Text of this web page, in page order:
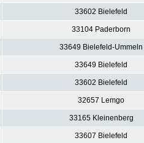
33602 Bielefeld
33104 Paderborn
33649 Bielefeld-Ummeln
33649 Bielefeld
33602 Bielefeld
32657 Lemgo
33165 Kleinenberg
33607 Bielefeld